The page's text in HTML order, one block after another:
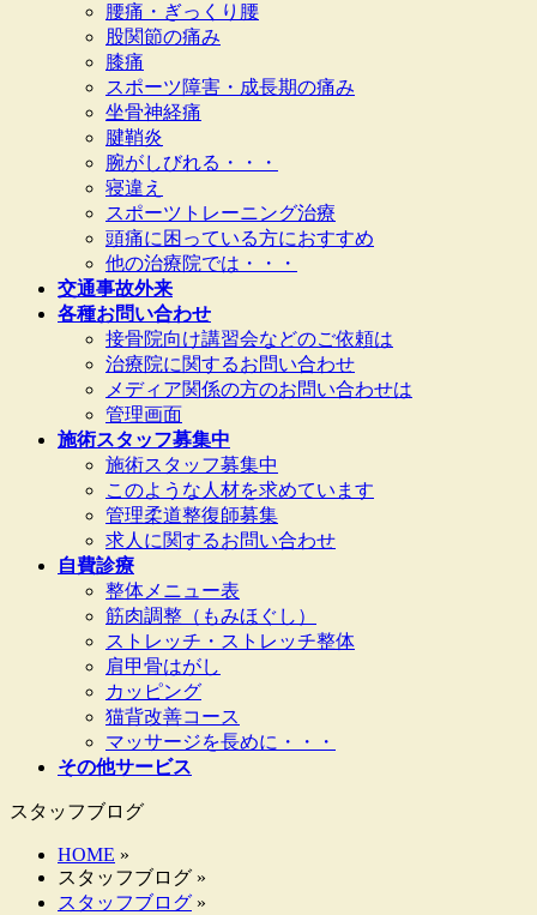
腰痛・ぎっくり腰
股関節の痛み
膝痛
スポーツ障害・成長期の痛み
坐骨神経痛
腱鞘炎
腕がしびれる・・・
寝違え
スポーツトレーニング治療
頭痛に困っている方におすすめ
他の治療院では・・・
交通事故外来
各種お問い合わせ
接骨院向け講習会などのご依頼は
治療院に関するお問い合わせ
メディア関係の方のお問い合わせは
管理画面
施術スタッフ募集中
施術スタッフ募集中
このような人材を求めています
管理柔道整復師募集
求人に関するお問い合わせ
自費診療
整体メニュー表
筋肉調整（もみほぐし）
ストレッチ・ストレッチ整体
肩甲骨はがし
カッピング
猫背改善コース
マッサージを長めに・・・
その他サービス
スタッフブログ
HOME »
スタッフブログ »
スタッフブログ »